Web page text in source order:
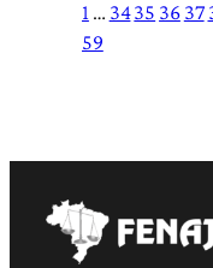
1 … 3435 3637
59